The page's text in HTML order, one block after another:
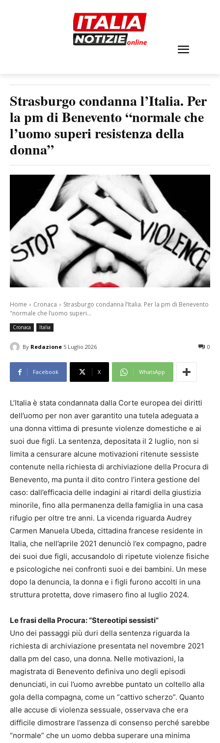
Strasburgo condanna l’Italia. Per
la pm di Benevento “normale che
l’uomo superi resistenza della
donna”
Home Cronaca
Strasburgo condanna l’Italia. Per la pm di Benevento
"normale che l’uomo superi...
Cronaca Italia
By Redazione 5 Luglio 2026 0
Facebook X WhatsApp
L’Italia è stata condannata dalla Corte europea dei diritti
dell’uomo per non aver garantito una tutela adeguata a
una donna vittima di presunte violenze domestiche e ai
suoi due figli. La sentenza, depositata il 2 luglio, non si
limita a censurare alcune motivazioni ritenute sessiste
contenute nella richiesta di archiviazione della Procura di
Benevento, ma punta il dito contro l’intera gestione del
caso: dall’efficacia delle indagini ai ritardi della giustizia
minorile, fino alla permanenza della famiglia in una casa
rifugio per oltre tre anni. La vicenda riguarda Audrey
Carmen Manuela Ubeda, cittadina francese residente in
Italia, che nell’aprile 2021 denunciò l’ex compagno, padre
dei suoi due figli, accusandolo di ripetute violenze fisiche
e psicologiche nei confronti suoi e dei bambini. Un mese
dopo la denuncia, la donna e i figli furono accolti in una
struttura protetta, dove rimasero fino al luglio 2024.
Le frasi della Procura: “Stereotipi sessisti”
Uno dei passaggi più duri della sentenza riguarda la
richiesta di archiviazione presentata nel novembre 2021
dalla pm del caso, una donna. Nelle motivazioni, la
magistrata di Benevento definiva uno degli episodi
denunciati, in cui l’uomo avrebbe puntato un coltello alla
gola della compagna, come un “cattivo scherzo”. Quanto
alle accuse di violenza sessuale, osservava che era
difficile dimostrare l’assenza di consenso perché sarebbe
“normale” che un uomo debba superare una minima